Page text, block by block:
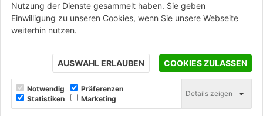
Nutzung der Dienste gesammelt haben. Sie geben
Einwilligung zu unseren Cookies, wenn Sie unsere Webseite
weiterhin nutzen.
AUSWAHL ERLAUBEN COOKIES ZULASSEN
Notwendig
Präferenzen
Statistiken
Marketing
Details zeigen